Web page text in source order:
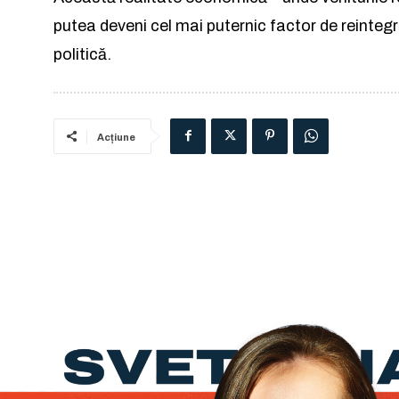
putea deveni cel mai puternic factor de
politică.
Acțiune